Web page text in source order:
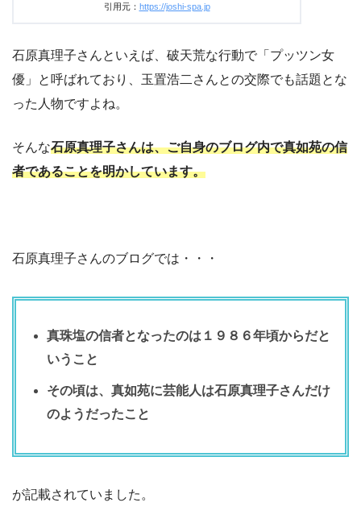
引用元： https://joshi-spa.jp
石原真理子さんといえば、破天荒な行動で「プッツン女
優」と呼ばれており、玉置浩二さんとの交際でも話題とな
った人物ですよね。
そんな石原真理子さんは、ご自身のブログ内で真如苑の信
者であることを明かしています。
石原真理子さんのブログでは・・・
真珠塩の信者となったのは１９８６年頃からだと
いうこと
その頃は、真如苑に芸能人は石原真理子さんだけ
のようだったこと
が記載されていました。